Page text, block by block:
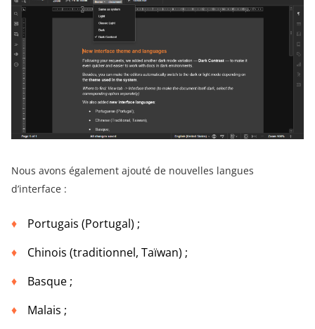
Nous avons également ajouté de nouvelles langues
d’interface :
Portugais (Portugal) ;
Chinois (traditionnel, Taïwan) ;
Basque ;
Malais ;